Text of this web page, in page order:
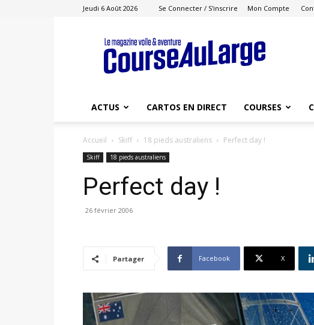
Jeudi 6 Août 2026 Se Connecter / S'inscrire Mon Compte
Course
au
Large
ACTUS CARTOS EN DIRECT COURSES
Accueil Skiff 18 pieds australiens Perfect day !
Skiff 18 pieds australiens
Perfect day !
26 février 2006
Partager Facebook X